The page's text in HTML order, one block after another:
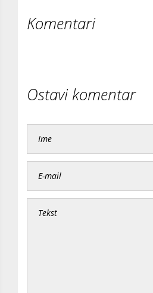
Komentari
Ostavi komentar